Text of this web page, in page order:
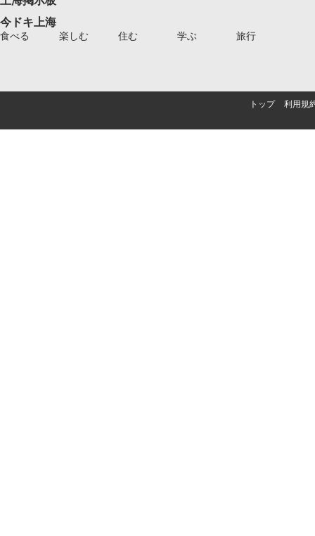
今ドキ上海
食べる 楽しむ 住む 学ぶ 旅行
トップ 利用規